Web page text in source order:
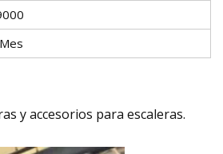
y accesorios para escaleras.